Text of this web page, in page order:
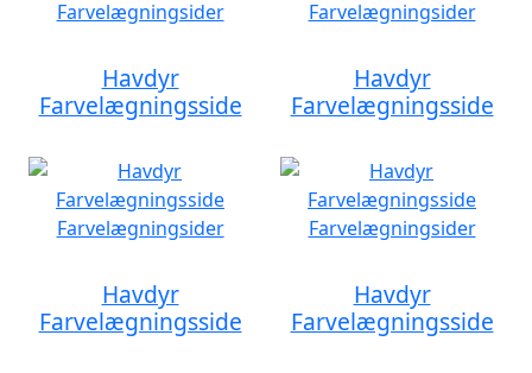
Havdyr
Farvelægningsside
Havdyr
Farvelægningsside
Havdyr
Farvelægningsside
Havdyr
Farvelægningsside